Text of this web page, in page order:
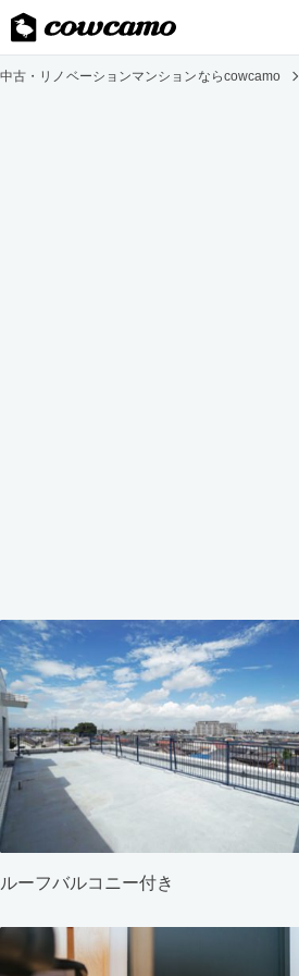
中古・リノベーションマンションならcowcamo
ルーフバルコニー付き